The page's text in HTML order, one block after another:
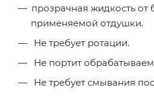
прозрачная жидкость от
применяемой отдушки.
Не требует ротации.
Не портит
Не требует смывания